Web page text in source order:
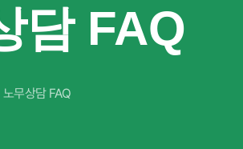
담 FAQ
노무상담 FAQ